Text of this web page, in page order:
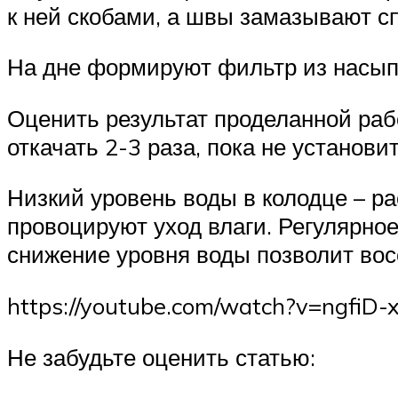
к ней скобами, а швы замазывают
На дне формируют фильтр из
Оценить результат проделанной
откачать 2-3 раза, пока не
Низкий уровень воды в колодце –
провоцируют уход влаги.
снижение уровня воды позволит
https://youtube.com/watch?v=ngfiD-
Не забудьте оценить статью: